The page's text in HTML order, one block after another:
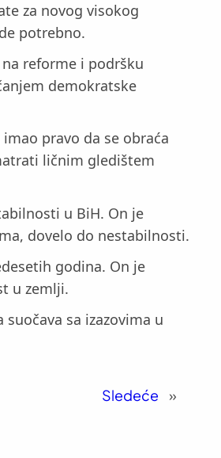
za novog visokog
potrebno.
reforme i podršku
demokratske
pravo da se obraća
ličnim gledištem
u BiH. On je
dovelo do nestabilnosti.
godina. On je
u zemlji.
sa izazovima u
Sledeće »